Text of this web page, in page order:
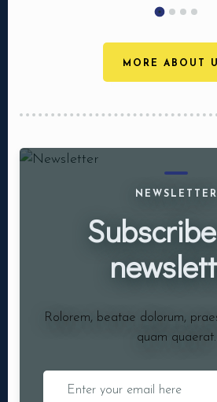
MORE ABOUT
NEWSLETTER
Rolorem, beatae dolorum,
quam quaerat.